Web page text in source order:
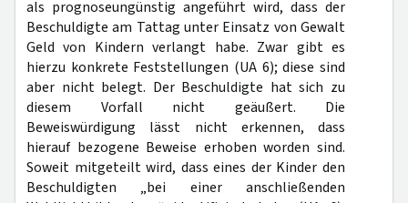
als prognoseungünstig angeführt wird, dass der
Beschuldigte am Tattag unter Einsatz von Gewalt
Geld von Kindern verlangt habe. Zwar gibt es
hierzu konkrete Feststellungen (UA 6); diese sind
aber nicht belegt. Der Beschuldigte hat sich zu
diesem Vorfall nicht geäußert. Die
Beweiswürdigung lässt nicht erkennen, dass
hierauf bezogene Beweise erhoben worden sind.
Soweit mitgeteilt wird, dass eines der Kinder den
Beschuldigten „bei einer anschließenden